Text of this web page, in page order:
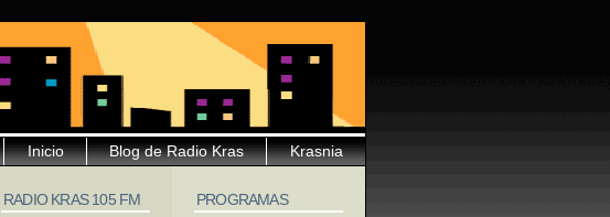
Krasnia
Blog de Radio Kras
Inicio
PROGRAMAS
RADIO KRAS 105 FM